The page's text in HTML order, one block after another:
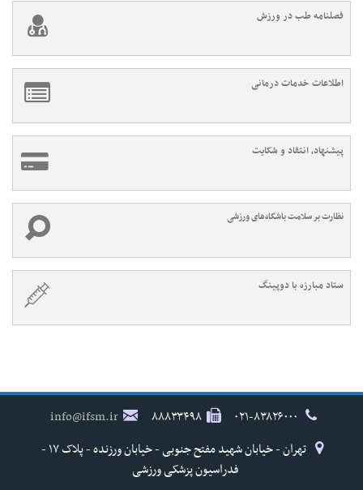
فصلنامه طب در ورزش
اطلاعات خدمات درمانی
پیشنهاد، انتقاد و شکایت
نظارت بر سلامت باشگاه‌های ورزشی
ستاد مبارزه با دوپینگ
۸۸۸۳۳۴۹۸
info@ifsm.ir
تهران - خیابان شهید مفتح جنوبی - خیابان ورزنده - پلاک ۱۷ -
فدراسیون پزشکی ورزشی